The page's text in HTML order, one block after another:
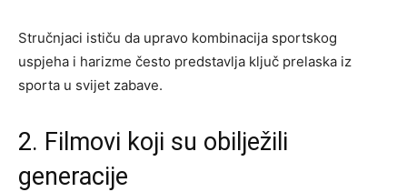
Stručnjaci ističu da upravo kombinacija sportskog
uspjeha i harizme često predstavlja ključ prelaska iz
sporta u svijet zabave.
2. Filmovi koji su obilježili
generacije